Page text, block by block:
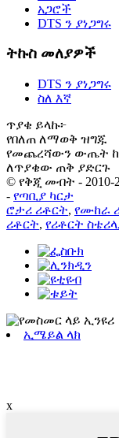
አጋሮች
DTS ን ያነጋግሩ
ትኩስ መለያዎች
DTS ን ያነጋግሩ
ስለ እኛ
ጥያቄ ይላኩ፦
የበለጠ ለማወቅ ዝግጁ
የመጨረሻውን ውጤት
ለጥያቄው ጠቅ ያድርጉ
© የቅጂ መብት - 2010-
- የጣቢያ ካርታ
ሮታሪ ሪቶርት, የሙከራ
ሪቶርት, የሪቶርት
ኢሜይል ላክ
x